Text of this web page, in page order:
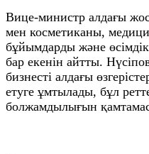
Вице-министр алдағы
мен косметиканы,
бұйымдарды және
бар екенін айтты.
бизнесті алдағы
етуге ұмтылады, бұл
болжамдылығын